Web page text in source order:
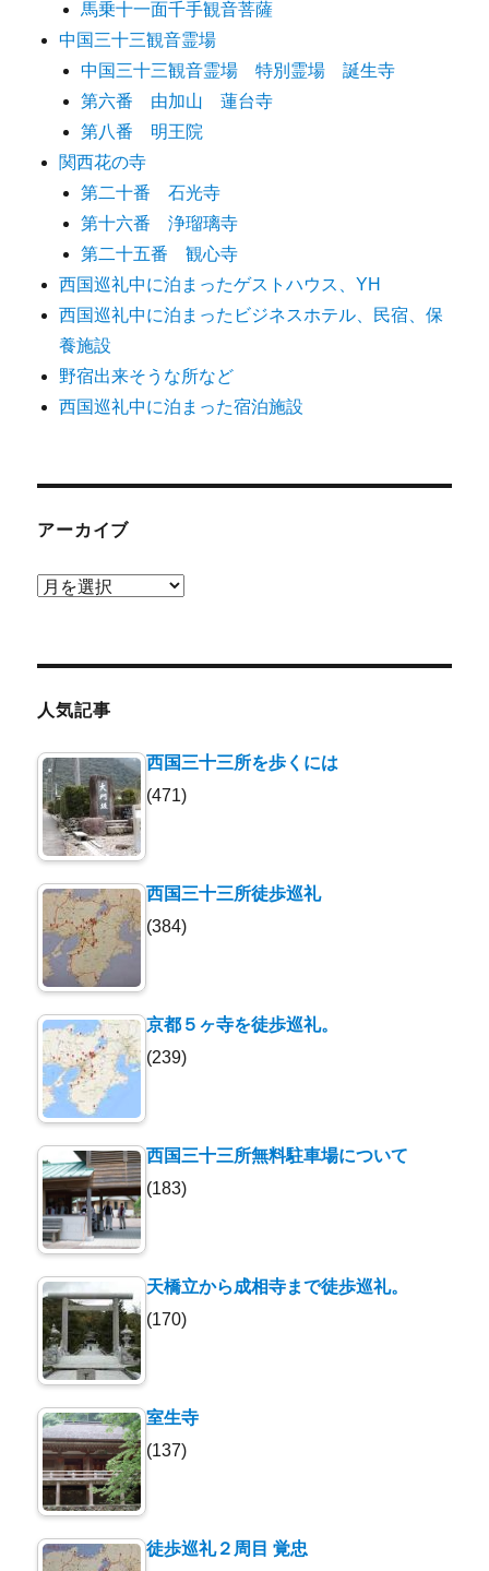
馬乗十一面千手観音菩薩
中国三十三観音霊場
中国三十三観音霊場 特別霊場 誕生寺
第六番 由加山 蓮台寺
第八番 明王院
関西花の寺
第二十番 石光寺
第十六番 浄瑠璃寺
第二十五番 観心寺
西国巡礼中に泊まったゲストハウス、YH
西国巡礼中に泊まったビジネスホテル、民宿、保
養施設
野宿出来そうな所など
西国巡礼中に泊まった宿泊施設
アーカイブ
ア
ブ
人気記事
西国三十三所を歩くには
(471)
西国三十三所徒歩巡礼
(384)
京都５ヶ寺を徒歩巡礼。
(239)
西国三十三所無料駐車場について
(183)
天橋立から成相寺まで徒歩巡礼。
(170)
室生寺
(137)
徒歩巡礼２周目 覚忠